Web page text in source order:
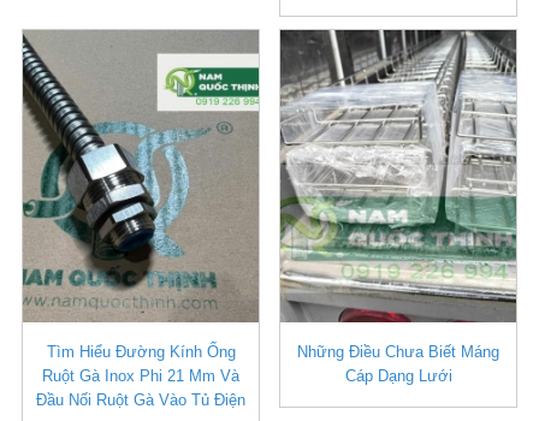
Tìm Hiểu Đường Kính Ống
Ruột Gà Inox Phi 21 Mm Và
Đầu Nối Ruột Gà Vào Tủ Điện
Những Điều Chưa Biết Máng
Cáp Dạng Lưới